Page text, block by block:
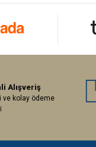
Alışveriş
ve kolay ödeme